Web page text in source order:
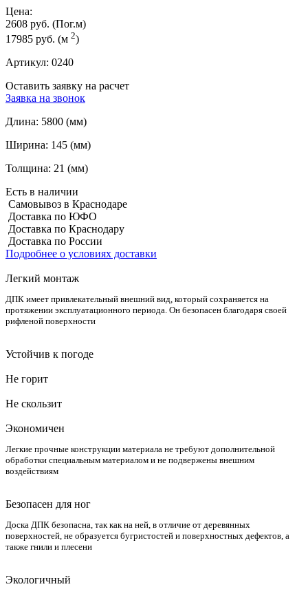
Цена:
2608 руб. (Пог.м)
17985 руб. (м 2)
Артикул: 0240
Оставить заявку на расчет
Заявка на звонок
Длина: 5800 (мм)
Ширина: 145 (мм)
Толщина: 21 (мм)
Есть в наличии
Самовывоз в Краснодаре
Доставка по ЮФО
Доставка по Краснодару
Доставка по России
Подробнее о условиях доставки
Легкий монтаж
ДПК имеет привлекательный внешний вид, который сохраняется на
протяжении эксплуатационного периода. Он безопасен благодаря своей
рифленой поверхности
Устойчив к погоде
Не горит
Не скользит
Экономичен
Легкие прочные конструкции материала не требуют дополнительной
обработки специальным материалом и не подвержены внешним
воздействиям
Безопасен для ног
Доска ДПК безопасна, так как на ней, в отличие от деревянных
поверхностей, не образуется бугристостей и поверхностных дефектов, а
также гнили и плесени
Экологичный